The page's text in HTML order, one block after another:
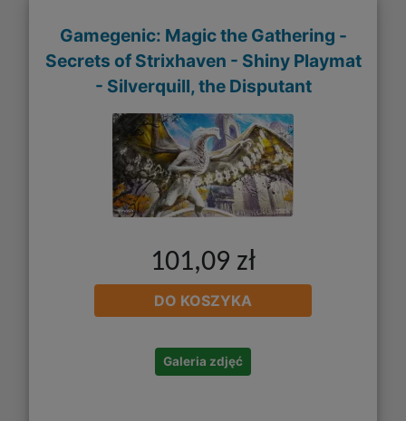
Gamegenic: Magic the Gathering -
Secrets of Strixhaven - Shiny Playmat
- Silverquill, the Disputant
101,09 zł
DO KOSZYKA
Galeria zdjęć